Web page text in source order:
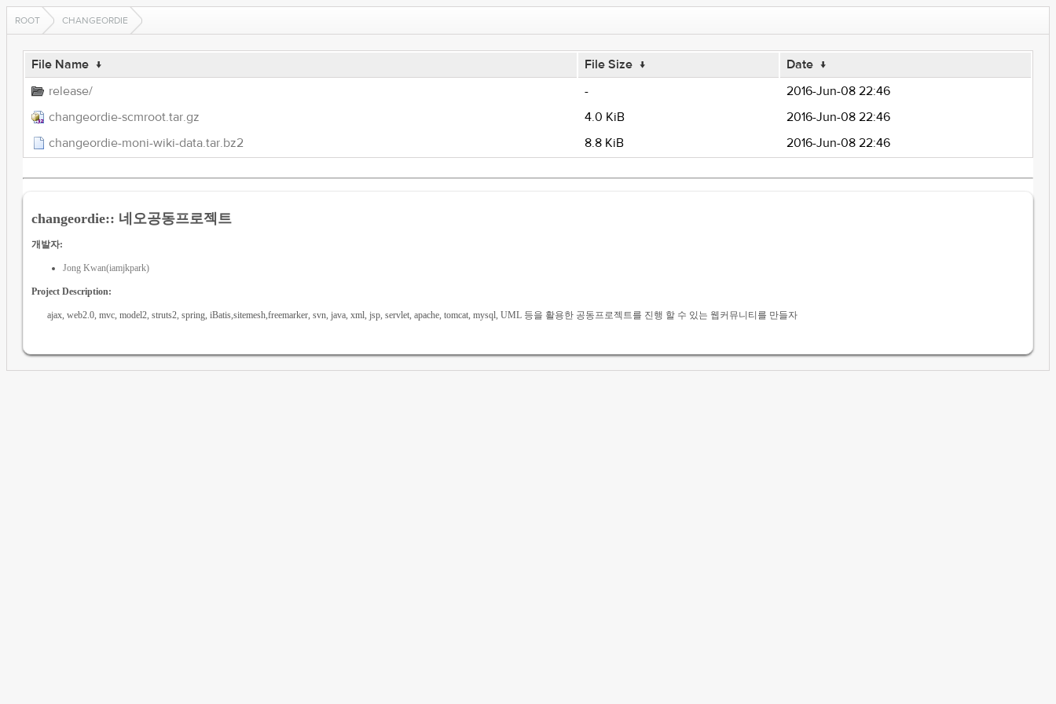
ROOT CHANGEORDIE
File Name ↓ File Size ↓ Date ↓
release/
-
2016-Jun-08 22:46
changeordie-scmroot.tar.gz
4.0 KiB
2016-Jun-08 22:46
changeordie-moni-wiki-data.tar.bz2
8.8 KiB 2016-Jun-08 22:46
changeordie:: 네오공동프로젝트
개발자:
Jong Kwan(iamjkpark)
Project Description:
ajax, web2.0, mvc, model2, struts2, spring, iBatis,sitemesh,freemarker, svn, java, xml, jsp, servlet, apache, tomcat, mysql, UML 등을 활용한 공동프로젝트를 진행 할 수 있는 웹커뮤니티를 만들자